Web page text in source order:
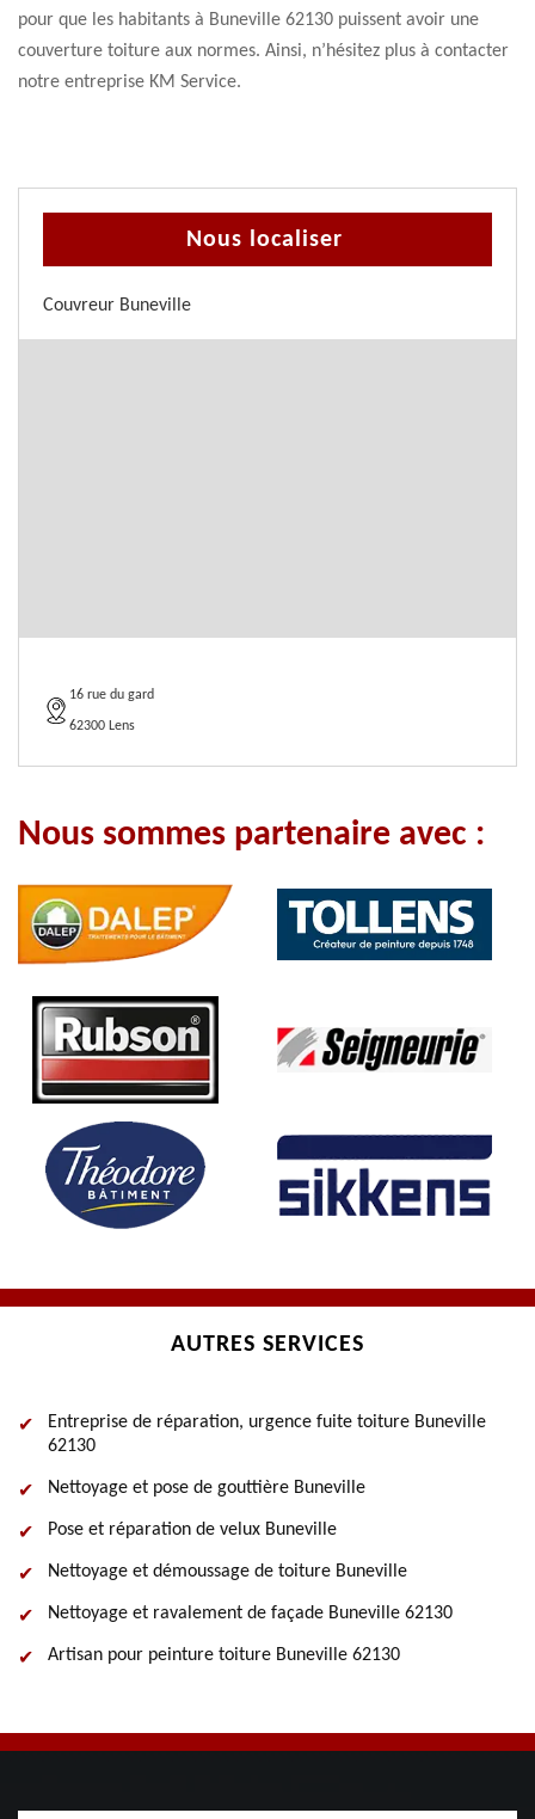
pour que les habitants à Buneville 62130 puissent avoir une
couverture toiture aux normes. Ainsi, n’hésitez plus à contacter
notre entreprise KM Service.
Nous localiser
Couvreur Buneville
16 rue du gard
62300 Lens
Nous sommes partenaire avec :
AUTRES SERVICES
Entreprise de réparation, urgence fuite toiture Buneville
62130
Nettoyage et pose de gouttière Buneville
Pose et réparation de velux Buneville
Nettoyage et démoussage de toiture Buneville
Nettoyage et ravalement de façade Buneville 62130
Artisan pour peinture toiture Buneville 62130